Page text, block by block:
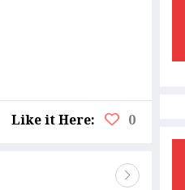
Like it Here: 0